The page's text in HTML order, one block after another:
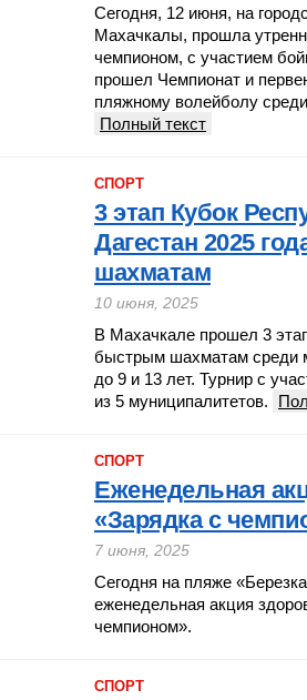
Сегодня, 12 июня, на
Махачкалы, прошла
чемпионом, с участием
прошел Чемпионат и
пляжному волейболу
Полный текст
СПОРТ
3 этап Кубок
Дагестан 2025
шахматам
10 июня, 2025
В Махачкале прошел 3
быстрым шахматам среди
до 9 и 13 лет. Турнир с
из 5 муниципалитетов.
СПОРТ
Еженедельная
«Зарядка с
7 июня, 2025
Сегодня на пляже
еженедельная акция
чемпионом».
СПОРТ